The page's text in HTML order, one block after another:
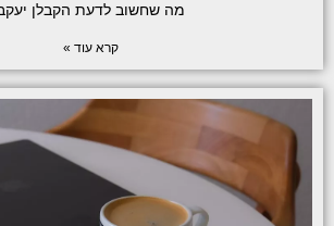
מה שחשוב לדעת הקבלן
קרא עוד »